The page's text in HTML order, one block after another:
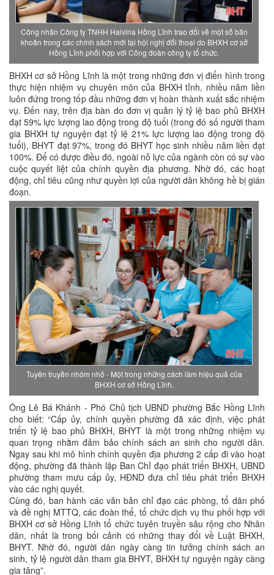
Công nhân Công ty TNHH Haivina Hồng Lĩnh trao đổi về một số băn
khoăn trong các chính sách mới tại hội nghị đối thoại do BHXH cơ sở
Hồng Lĩnh phối hợp với Công đoàn công ty tổ chức.
BHXH cơ sở Hồng Lĩnh là một trong những đơn vị điển hình trong
thực hiện nhiệm vụ chuyên môn của BHXH tỉnh, nhiều năm liền
luôn đứng trong tốp đầu những đơn vị hoàn thành xuất sắc nhiệm
vụ. Đến nay, trên địa bàn do đơn vị quản lý tỷ lệ bao phủ BHXH
đạt 59% lực lượng lao động trong độ tuổi (trong đó số người tham
gia BHXH tự nguyện đạt tỷ lệ 21% lực lượng lao động trong độ
tuổi), BHYT đạt 97%, trong đó BHYT học sinh nhiều năm liền đạt
100%. Để có được điều đó, ngoài nỗ lực của ngành còn có sự vào
cuộc quyết liệt của chính quyền địa phương. Nhờ đó, các hoạt
động, chỉ tiêu cũng như quyền lợi của người dân không hề bị gián
đoạn.
Tuyên truyền nhóm nhỏ - Một trong những cách làm hiệu quả của
BHXH cơ sở Hồng Lĩnh.
Ông Lê Bá Khánh - Phó Chủ tịch UBND phường Bắc Hồng Lĩnh
cho biết: “Cấp ủy, chính quyền phường đã xác định, việc phát
triển tỷ lệ bao phủ BHXH, BHYT là một trong những nhiệm vụ
quan trọng nhằm đảm bảo chính sách an sinh cho người dân.
Ngay sau khi mô hình chính quyền địa phương 2 cấp đi vào hoạt
động, phường đã thành lập Ban Chỉ đạo phát triển BHXH, UBND
phường tham mưu cấp ủy, HĐND đưa chỉ tiêu phát triển BHXH
vào các nghị quyết.
Cùng đó, ban hành các văn bản chỉ đạo các phòng, tổ dân phố
và đề nghị MTTQ, các đoàn thể, tổ chức dịch vụ thu phối hợp với
BHXH cơ sở Hồng Lĩnh tổ chức tuyên truyền sâu rộng cho Nhân
dân, nhất là trong bối cảnh có những thay đổi về Luật BHXH,
BHYT. Nhờ đó, người dân ngày càng tin tưởng chính sách an
sinh, tỷ lệ người dân tham gia BHYT, BHXH tự nguyện ngày càng
gia tăng”.